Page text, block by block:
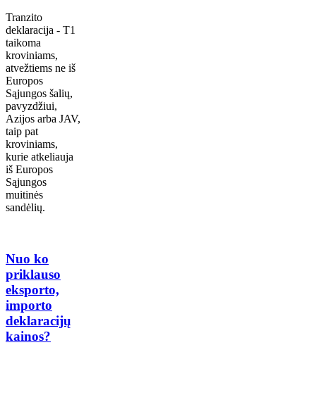
Tranzito
deklaracija - T1
taikoma
kroviniams,
atvežtiems ne iš
Europos
Sąjungos šalių,
pavyzdžiui,
Azijos arba JAV,
taip pat
kroviniams,
kurie atkeliauja
iš Europos
Sąjungos
muitinės
sandėlių.
Nuo ko
priklauso
eksporto,
importo
deklaracijų
kainos?